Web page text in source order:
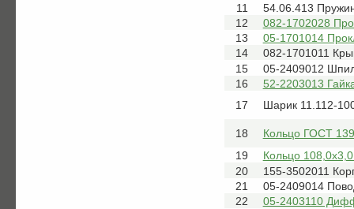
11
54.06.413
12
082-1702028
13
05-1701014
14
082-1701011
15
05-2409012
16
52-2203013
17
Шарик 11.112-
18
Кольцо ГОСТ
19
Кольцо
20
155-3502011
21
05-2409014
22
05-2403110